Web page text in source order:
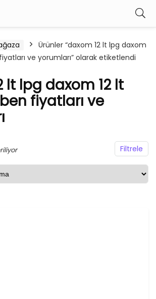
Ürünler “daxom 12 lt lpg daxom
ve yorumları” olarak etiketlendi
lt lpg daxom 12 lt
fiyatları ve
Filtrele